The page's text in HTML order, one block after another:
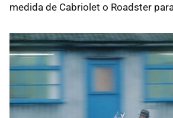
medida de Cabriolet o Roadster